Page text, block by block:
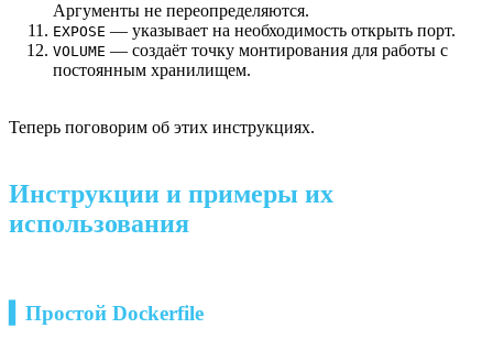
Аргументы не переопределяются.
EXPOSE — указывает на необходимость открыть порт.
VOLUME — создаёт точку монтирования для работы с
постоянным хранилищем.
Теперь поговорим об этих инструкциях.
Инструкции и примеры их
использования
▍Простой Dockerfile